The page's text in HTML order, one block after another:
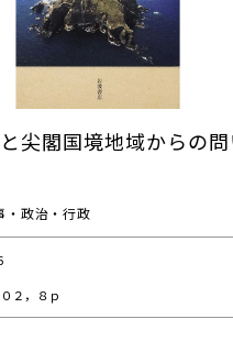
尖閣国境地域からの問
・政治・行政
２，８ｐ